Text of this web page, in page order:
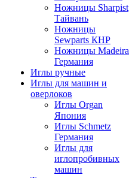
Ножницы Sharpist
Тайвань
Ножницы
Sewparts КНР
Ножницы Madeira
Германия
Иглы ручные
Иглы для машин и
оверлоков
Иглы Organ
Япония
Иглы Schmetz
Германия
Иглы для
иглопробивных
машин